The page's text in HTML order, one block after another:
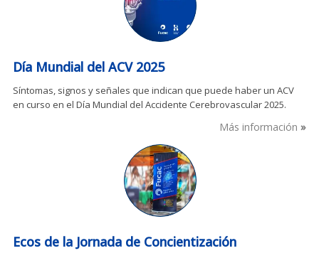
Día Mundial del ACV 2025
Síntomas, signos y señales que indican que puede haber un ACV
en curso en el Día Mundial del Accidente Cerebrovascular 2025.
Más información
Ecos de la Jornada de Concientización